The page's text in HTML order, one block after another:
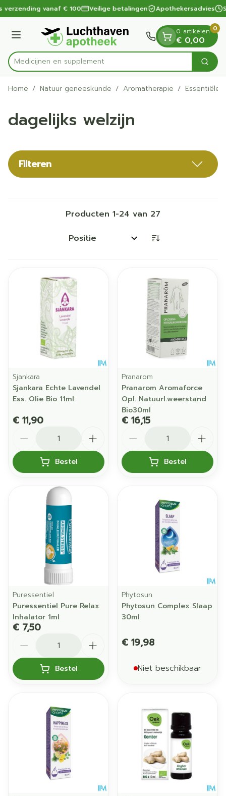
Ga naar de inhoud
1 van 1
verzending vanaf € 100 Veilige betalingen Apothekersadvies
Menu
Product, merk, categorie...
Medici Zoek
0 artikelen
€ 0,00
0
Home / Natuur geneeskunde / Aromatherapie / Essentiële
dagelijks welzijn
Filteren
Producten 1-24 van 27
Sorteer op:
Sjankara
Sjankara Echte Lavendel
Ess. Olie Bio 11ml
€ 11,90
Bestel
Pranarom
Pranarom Aromaforce
Opl. Natuurl.weerstand
Bio30ml
€ 16,15
Bestel
Puressentiel
Puressentiel Pure Relax
Inhalator 1ml
€ 7,50
Bestel
Phytosun
Phytosun Complex Slaap
30ml
€ 19,98
Niet beschikbaar